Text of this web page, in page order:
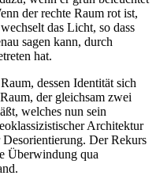
der rechte Raum rot ist,
das Licht, so dass
sagen kann, durch
hat.
dessen Identität sich
der gleichsam zwei
welches nun sein
Architektur
Der Rekurs
Überwindung qua